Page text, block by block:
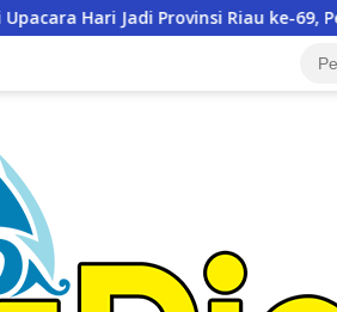
Perkuat Sinergitas Dengan Pemda